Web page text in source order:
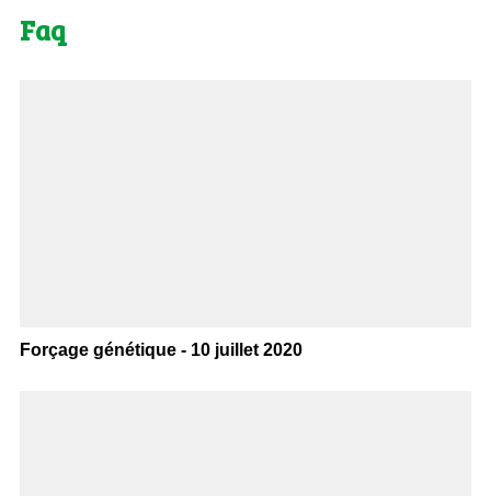
Faq
Forçage génétique - 10 juillet 2020